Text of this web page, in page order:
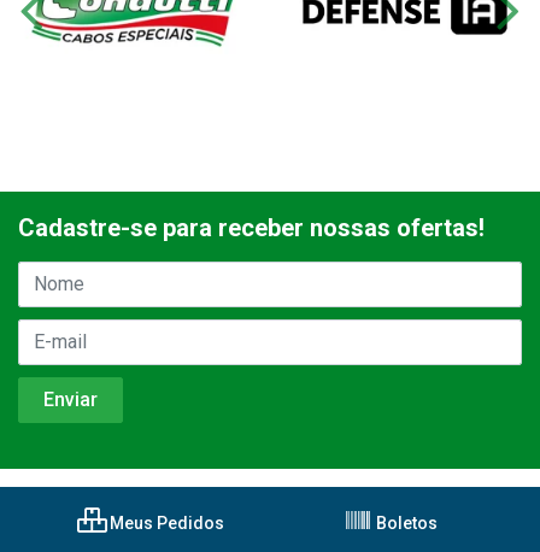
Cadastre-se para receber nossas ofertas!
Meus Pedidos Boletos